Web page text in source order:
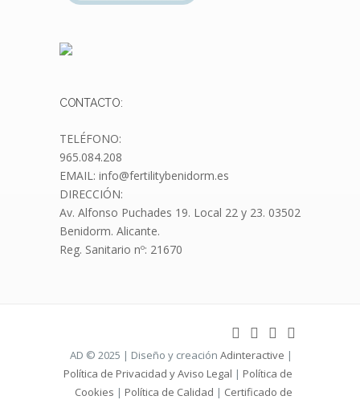
CONTACTO:
TELÉFONO:
965.084.208
EMAIL: info@fertilitybenidorm.es
DIRECCIÓN:
Av. Alfonso Puchades 19. Local 22 y 23. 03502
Benidorm. Alicante.
Reg. Sanitario nº: 21670
AD © 2025 | Diseño y creación Adinteractive |
Política de Privacidad y Aviso Legal | Política de
Cookies | Política de Calidad | Certificado de